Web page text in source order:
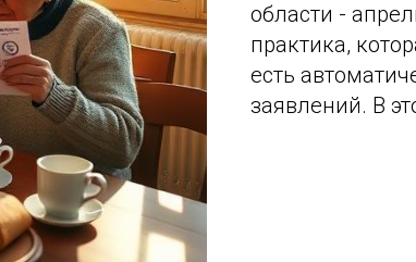
области -
практика,
есть
заявлений. В